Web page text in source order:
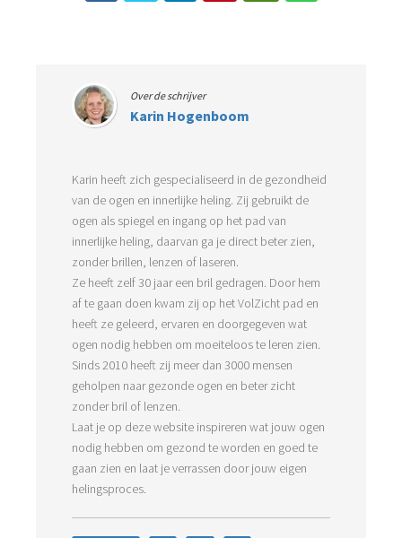
Over de schrijver
Karin Hogenboom
Karin heeft zich gespecialiseerd in de gezondheid
van de ogen en innerlijke heling. Zij gebruikt de
ogen als spiegel en ingang op het pad van
innerlijke heling, daarvan ga je direct beter zien,
zonder brillen, lenzen of laseren.
Ze heeft zelf 30 jaar een bril gedragen. Door hem
af te gaan doen kwam zij op het VolZicht pad en
heeft ze geleerd, ervaren en doorgegeven wat
ogen nodig hebben om moeiteloos te leren zien.
Sinds 2010 heeft zij meer dan 3000 mensen
geholpen naar gezonde ogen en beter zicht
zonder bril of lenzen.
Laat je op deze website inspireren wat jouw ogen
nodig hebben om gezond te worden en goed te
gaan zien en laat je verrassen door jouw eigen
helingsproces.